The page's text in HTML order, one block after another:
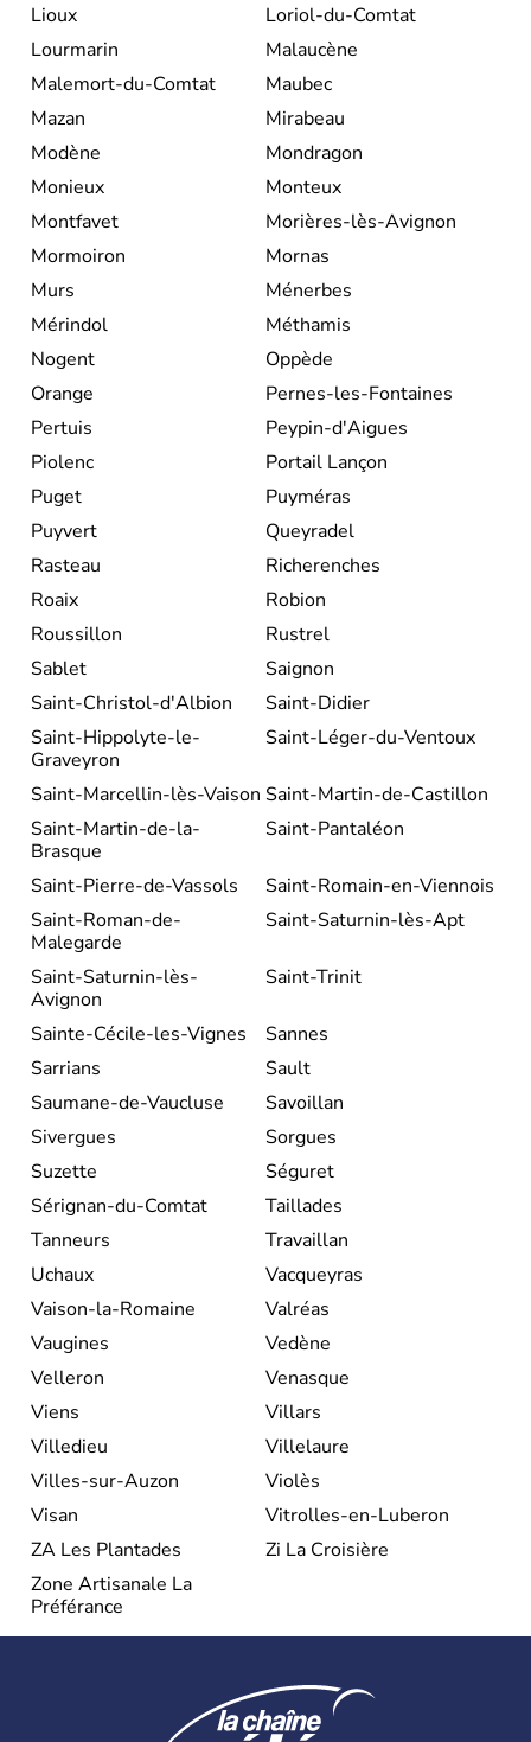
Lioux
Loriol-du-Comtat
Lourmarin
Malaucène
Malemort-du-Comtat
Maubec
Mazan
Mirabeau
Modène
Mondragon
Monieux
Monteux
Montfavet
Morières-lès-Avignon
Mormoiron
Mornas
Murs
Ménerbes
Mérindol
Méthamis
Nogent
Oppède
Orange
Pernes-les-Fontaines
Pertuis
Peypin-d'Aigues
Piolenc
Portail Lançon
Puget
Puyméras
Puyvert
Queyradel
Rasteau
Richerenches
Roaix
Robion
Roussillon
Rustrel
Sablet
Saignon
Saint-Christol-d'Albion
Saint-Didier
Saint-Hippolyte-le-
Graveyron
Saint-Léger-du-Ventoux
Saint-Marcellin-lès-Vaison Saint-Martin-de-Castillon
Saint-Martin-de-la-
Brasque
Saint-Pantaléon
Saint-Pierre-de-Vassols
Saint-Romain-en-Viennois
Saint-Roman-de-
Malegarde
Saint-Saturnin-lès-Apt
Saint-Saturnin-lès-
Avignon
Saint-Trinit
Sainte-Cécile-les-Vignes
Sannes
Sarrians
Sault
Saumane-de-Vaucluse
Savoillan
Sivergues
Sorgues
Suzette
Séguret
Sérignan-du-Comtat
Taillades
Tanneurs
Travaillan
Uchaux
Vacqueyras
Vaison-la-Romaine
Valréas
Vaugines
Vedène
Velleron
Venasque
Viens
Villars
Villedieu
Villelaure
Villes-sur-Auzon
Violès
Visan
Vitrolles-en-Luberon
ZA Les Plantades
Zi La Croisière
Zone Artisanale La
Préférance